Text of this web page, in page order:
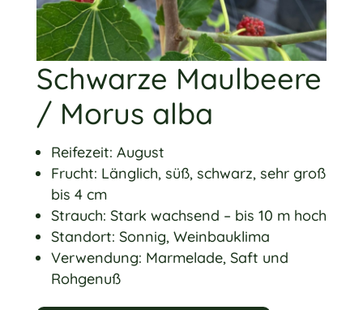
Schwarze Maulbeere
/ Morus alba
Reifezeit: August
Frucht: Länglich, süß, schwarz, sehr groß
bis 4 cm
Strauch: Stark wachsend – bis 10 m hoch
Standort: Sonnig, Weinbauklima
Verwendung: Marmelade, Saft und
Rohgenuß